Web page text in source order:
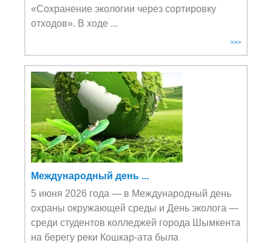
«Сохранение экологии через сортировку
отходов». В ходе ...
>>>
Международный день ...
5 июня 2026 года — в Международный день
охраны окружающей среды и День эколога —
среди студентов колледжей города Шымкента
на берегу реки Кошкар-ата была